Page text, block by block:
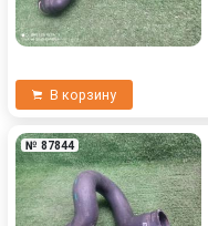
В корзину
№ 87844